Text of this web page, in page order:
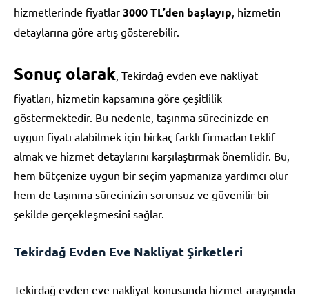
hizmetlerinde fiyatlar 3000 TL’den başlayıp , hizmetin
detaylarına göre artış gösterebilir.
Sonuç olarak , Tekirdağ evden eve nakliyat
fiyatları, hizmetin kapsamına göre çeşitlilik
göstermektedir. Bu nedenle, taşınma sürecinizde en
uygun fiyatı alabilmek için birkaç farklı firmadan teklif
almak ve hizmet detaylarını karşılaştırmak önemlidir. Bu,
hem bütçenize uygun bir seçim yapmanıza yardımcı olur
hem de taşınma sürecinizin sorunsuz ve güvenilir bir
şekilde gerçekleşmesini sağlar.
Tekirdağ Evden Eve Nakliyat Şirketleri
Tekirdağ evden eve nakliyat konusunda hizmet arayışında